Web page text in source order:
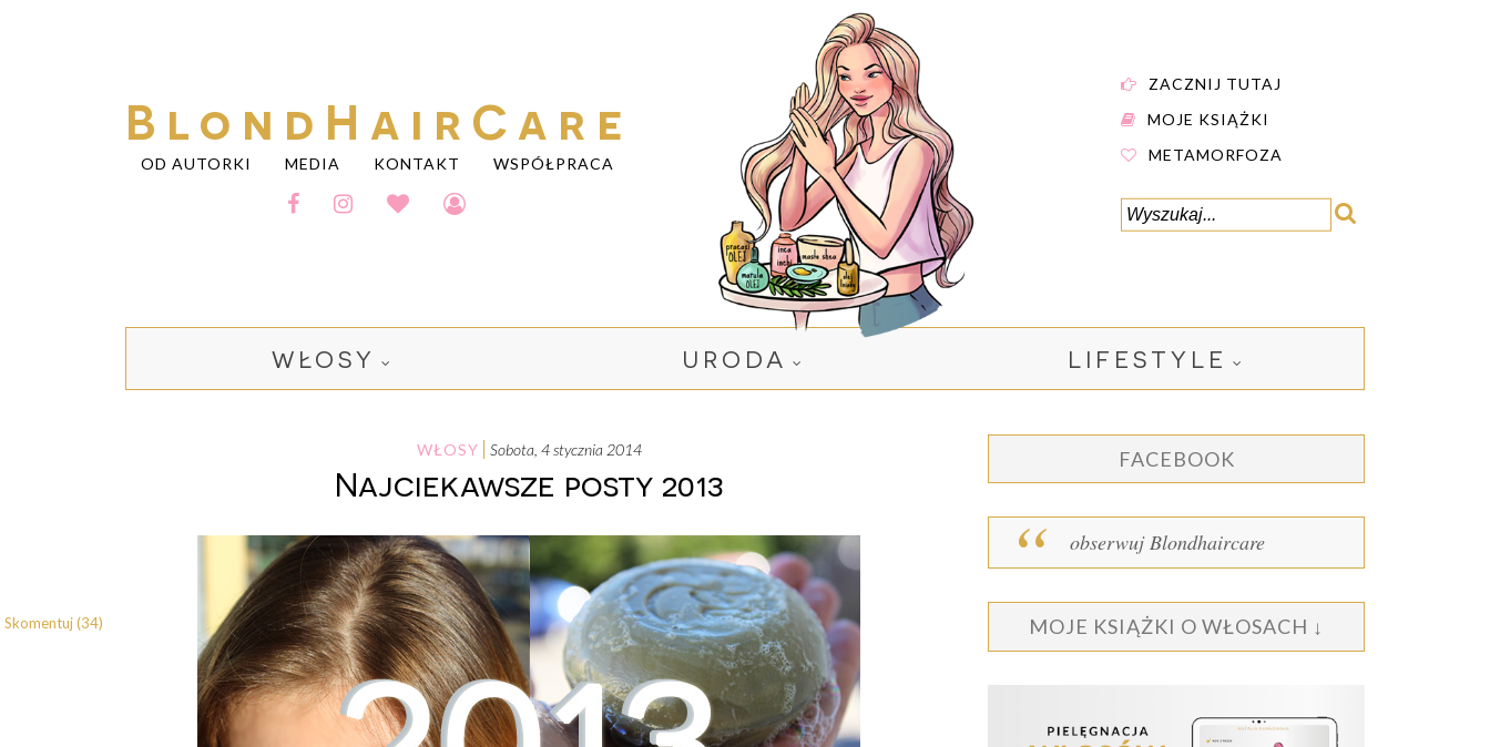
BlondHairCare
OD AUTORKI MEDIA KONTAKT WSPÓŁPRACA
ZACZNIJ TUTAJ
MOJE KSIĄŻKI
METAMORFOZA
WŁOSY URODA LIFESTYLE
WŁOSY sobota, 4 stycznia 2014
Najciekawsze posty 2013
Skomentuj (34)
FACEBOOK
obserwuj Blondhaircare
MOJE KSIĄŻKI O WŁOSACH ↓